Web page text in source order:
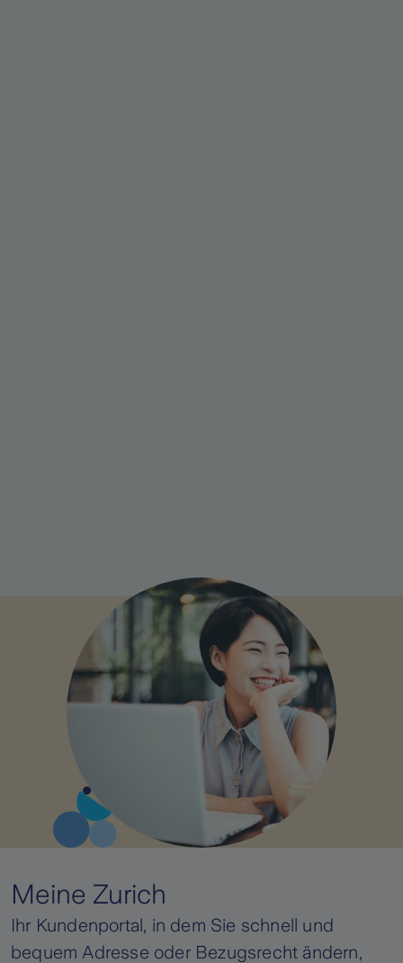
Meine Zurich
Ihr Kundenportal, in dem Sie schnell und
bequem Adresse oder Bezugsrecht ändern,